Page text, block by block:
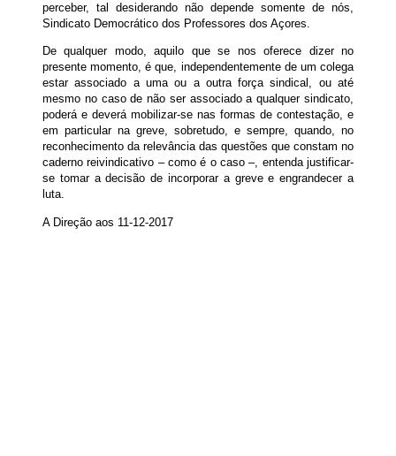
perceber, tal desiderando não depende somente de nós,
Sindicato Democrático dos Professores dos Açores.
De qualquer modo, aquilo que se nos oferece dizer no
presente momento, é que, independentemente de um colega
estar associado a uma ou a outra força sindical, ou até
mesmo no caso de não ser associado a qualquer sindicato,
poderá e deverá mobilizar-se nas formas de contestação, e
em particular na greve, sobretudo, e sempre, quando, no
reconhecimento da relevância das questões que constam no
caderno reivindicativo – como é o caso –, entenda justificar-
se tomar a decisão de incorporar a greve e engrandecer a
luta.
A Direção aos 11-12-2017